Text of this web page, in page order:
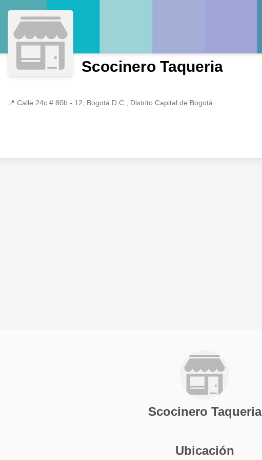
Scocinero Taqueria
📍 Calle 24c # 80b - 12, Bogotá D.C., Distrito Capital de Bogotá
Scocinero Taqueria
Ubicación